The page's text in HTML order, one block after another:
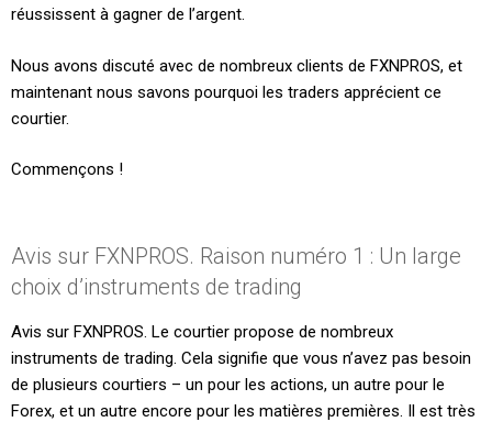
réussissent à gagner de l’argent.
Nous avons discuté avec de nombreux clients de FXNPROS, et
maintenant nous savons pourquoi les traders apprécient ce
courtier.
Commençons !
Avis sur FXNPROS. Raison numéro 1 : Un large
choix d’instruments de trading
Avis sur FXNPROS. Le courtier propose de nombreux
instruments de trading. Cela signifie que vous n’avez pas besoin
de plusieurs courtiers – un pour les actions, un autre pour le
Forex, et un autre encore pour les matières premières. Il est très